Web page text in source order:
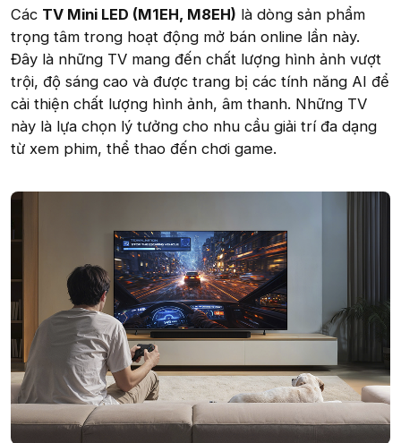
Các TV Mini LED (M1EH, M8EH) là dòng sản phẩm
trọng tâm trong hoạt động mở bán online lần này.
Đây là những TV mang đến chất lượng hình ảnh vượt
trội, độ sáng cao và được trang bị các tính năng AI để
cải thiện chất lượng hình ảnh, âm thanh. Những TV
này là lựa chọn lý tưởng cho nhu cầu giải trí đa dạng
từ xem phim, thể thao đến chơi game.